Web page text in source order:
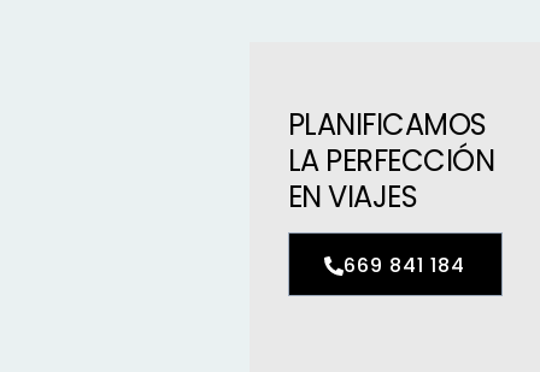
PLANIFICAMOS
LA PERFECCIÓN
EN VIAJES
669 841 184